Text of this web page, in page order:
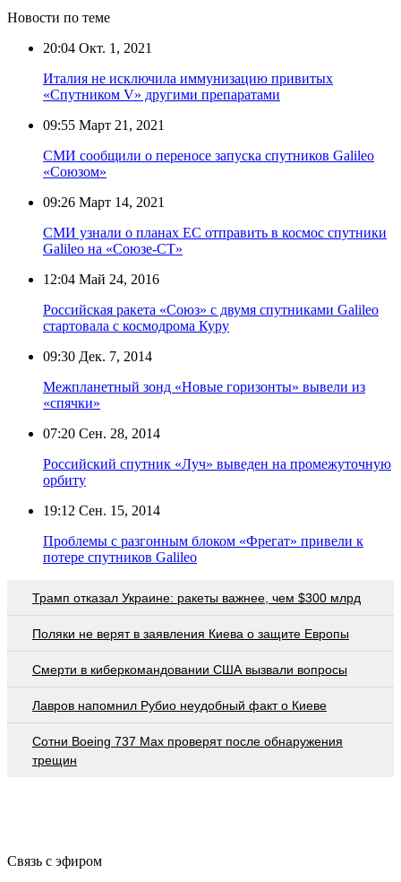
Новости по теме
20:04 Окт. 1, 2021
Италия не исключила иммунизацию привитых
«Спутником V» другими препаратами
09:55 Март 21, 2021
СМИ сообщили о переносе запуска спутников Galileo
«Союзом»
09:26 Март 14, 2021
СМИ узнали о планах ЕС отправить в космос спутники
Galileo на «Союзе-СТ»
12:04 Май 24, 2016
Российская ракета «Союз» с двумя спутниками Galileo
стартовала с космодрома Куру
09:30 Дек. 7, 2014
Межпланетный зонд «Новые горизонты» вывели из
«спячки»
07:20 Сен. 28, 2014
Российский спутник «Луч» выведен на промежуточную
орбиту
19:12 Сен. 15, 2014
Проблемы с разгонным блоком «Фрегат» привели к
потере спутников Galileo
Трамп отказал Украине: ракеты важнее, чем $300 млрд
Поляки не верят в заявления Киева о защите Европы
Смерти в киберкомандовании США вызвали вопросы
Лавров напомнил Рубио неудобный факт о Киеве
Сотни Boeing 737 Max проверят после обнаружения
трещин
Связь с эфиром